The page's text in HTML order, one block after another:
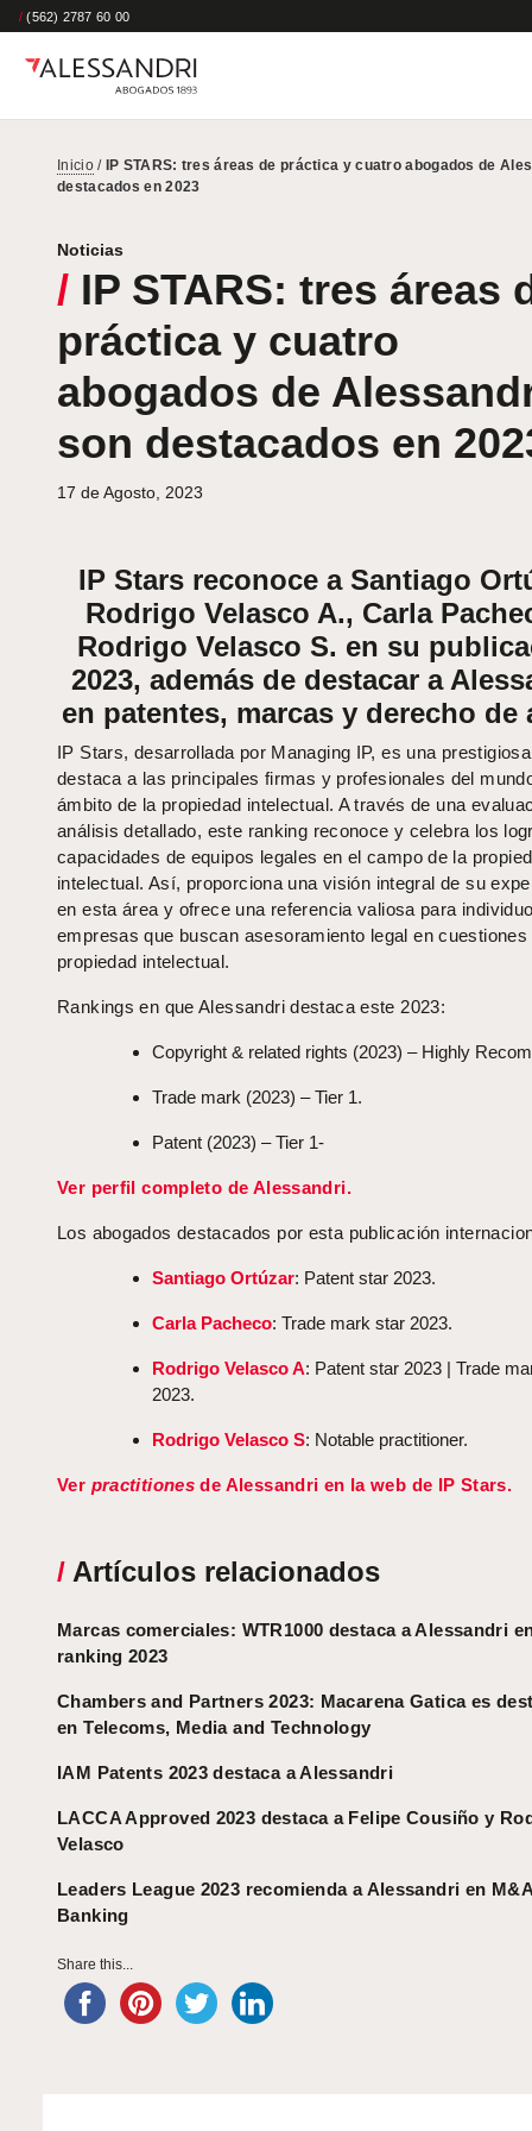
/ (562) 2787 60 00
Inicio/ IP STARS: tres áreas de práctica y cuatro abogados de
destacados en 2023
Noticias
/ IP STARS: tres áreas
práctica y cuatro
abogados de
son destacados en
17 de Agosto, 2023
IP Stars reconoce a Santiago
Rodrigo Velasco A., Carla
Rodrigo Velasco S. en su
2023, además de destacar a
en patentes, marcas y derecho de
IP Stars, desarrollada por Managing IP, es una
destaca a las principales firmas y profesionales del
ámbito de la propiedad intelectual. A través de una
análisis detallado, este ranking reconoce y celebra los
capacidades de equipos legales en el campo de la
intelectual. Así, proporciona una visión integral de su
en esta área y ofrece una referencia valiosa para
empresas que buscan asesoramiento legal en cuestiones
propiedad intelectual.
Rankings en que Alessandri destaca este 2023:
Copyright & related rights (2023) – Highly
Trade mark (2023) – Tier 1.
Patent (2023) – Tier 1-
Ver perfil completo de Alessandri.
Los abogados destacados por esta publicación
Santiago Ortúzar: Patent star 2023.
Carla Pacheco: Trade mark star 2023.
Rodrigo Velasco A: Patent star 2023 | Trade
2023.
Rodrigo Velasco S: Notable practitioner.
Ver practitiones de Alessandri en la web de IP Stars.
/ Artículos relacionados
Marcas comerciales: WTR1000 destaca a Alessandri
ranking 2023
Chambers and Partners 2023: Macarena Gatica es
en Telecoms, Media and Technology
IAM Patents 2023 destaca a Alessandri
LACCA Approved 2023 destaca a Felipe Cousiño y
Velasco
Leaders League 2023 recomienda a Alessandri en
Banking
Share this...